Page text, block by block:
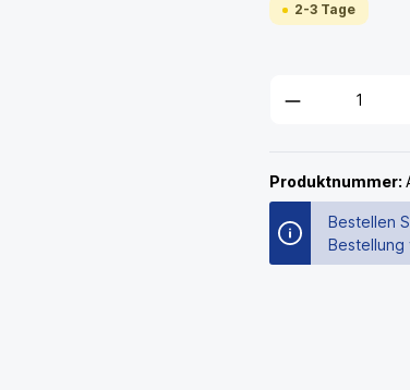
2-3 Tage
Produktnummer:
Bestellen